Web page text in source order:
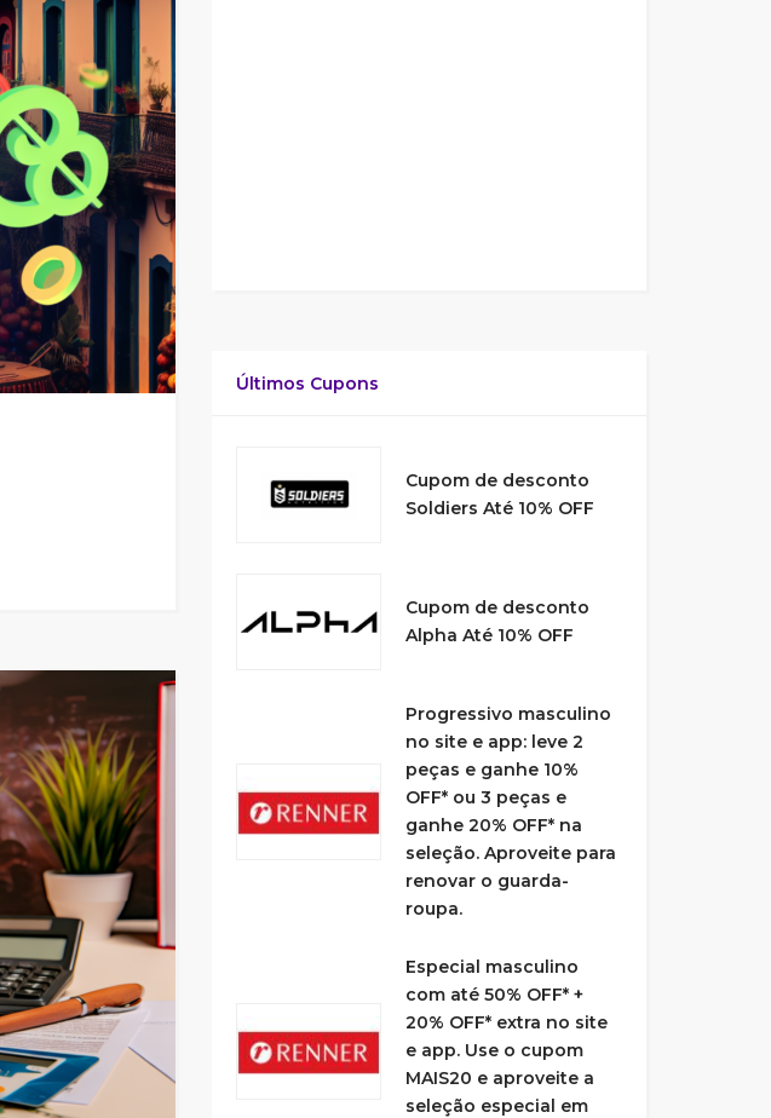
Últimos Cupons
Cupom de desconto
Soldiers Até 10% OFF
Cupom de desconto
Alpha Até 10% OFF
Progressivo masculino
no site e app: leve 2
peças e ganhe 10%
OFF* ou 3 peças e
ganhe 20% OFF* na
seleção. Aproveite para
renovar o guarda-
roupa.
Especial masculino
com até 50% OFF* +
20% OFF* extra no site
e app. Use o cupom
MAIS20 e aproveite a
seleção especial em